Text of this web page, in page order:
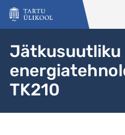
Liigu edasi põhisisu juurde
Jätkusuutliku
TK210